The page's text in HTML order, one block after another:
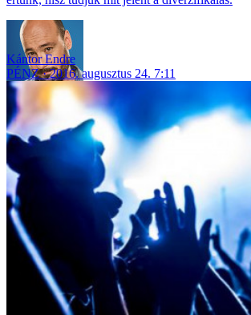
Kántor Endre
PÉNZ
2016. augusztus 24. 7:11